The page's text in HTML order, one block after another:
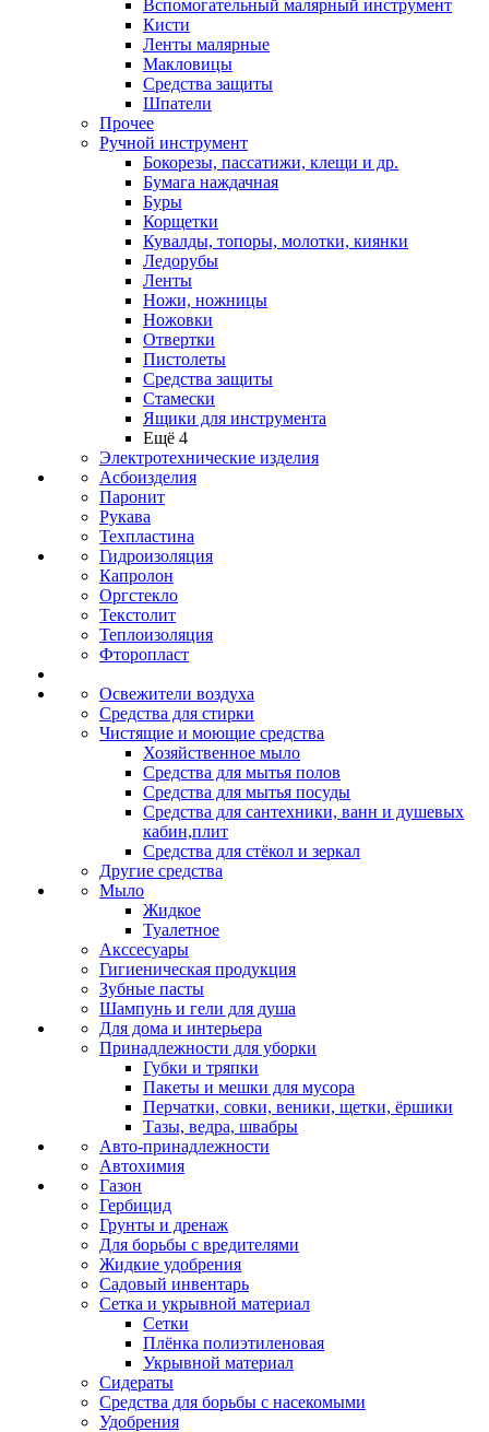
Вспомогательный малярный инструмент
Кисти
Ленты малярные
Макловицы
Средства защиты
Шпатели
Прочее
Ручной инструмент
Бокорезы, пассатижи, клещи и др.
Бумага наждачная
Буры
Корщетки
Кувалды, топоры, молотки, киянки
Ледорубы
Ленты
Ножи, ножницы
Ножовки
Отвертки
Пистолеты
Средства защиты
Стамески
Ящики для инструмента
Ещё 4
Электротехнические изделия
Асбоизделия
Паронит
Рукава
Техпластина
Гидроизоляция
Капролон
Оргстекло
Текстолит
Теплоизоляция
Фторопласт
Освежители воздуха
Средства для стирки
Чистящие и моющие средства
Хозяйственное мыло
Средства для мытья полов
Средства для мытья посуды
Средства для сантехники, ванн и душевых
кабин,плит
Средства для стёкол и зеркал
Другие средства
Мыло
Жидкое
Туалетное
Акссесуары
Гигиеническая продукция
Зубные пасты
Шампунь и гели для душа
Для дома и интерьера
Принадлежности для уборки
Губки и тряпки
Пакеты и мешки для мусора
Перчатки, совки, веники, щетки, ёршики
Тазы, ведра, швабры
Авто-принадлежности
Автохимия
Газон
Гербицид
Грунты и дренаж
Для борьбы с вредителями
Жидкие удобрения
Садовый инвентарь
Сетка и укрывной материал
Сетки
Плёнка полиэтиленовая
Укрывной материал
Сидераты
Средства для борьбы с насекомыми
Удобрения